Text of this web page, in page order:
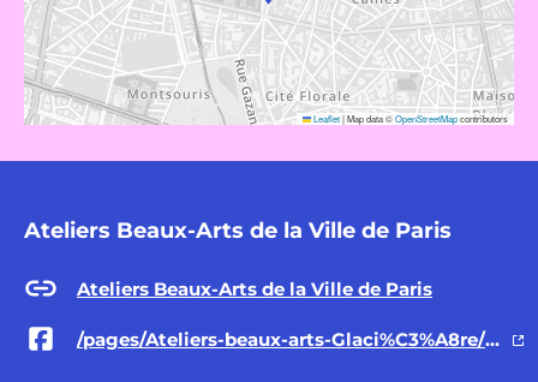
Leaflet|Map data ©OpenStreetMapcontributors
Ateliers Beaux-Arts de la Ville de Paris
Ateliers Beaux-Arts de la Ville de Paris
/pages/Ateliers-beaux-arts-Glaci%C3%A8re/301619473618777